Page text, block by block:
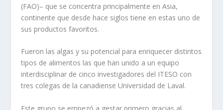
(FAO)– que se concentra principalmente en Asia,
continente que desde hace siglos tiene en estas uno de
sus productos favoritos.
Fueron las algas y su potencial para enriquecer distintos
tipos de alimentos las que han unido a un equipo
interdisciplinar de cinco investigadores del ITESO con
tres colegas de la canadiense Universidad de Laval.
Este grupo se empezó a gestar primero gracias al